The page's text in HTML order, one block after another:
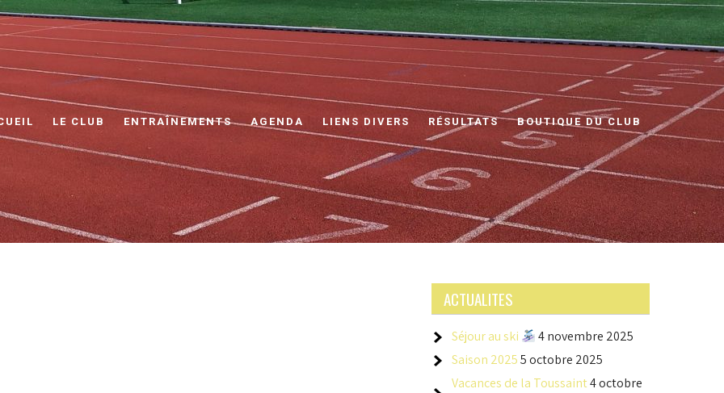
LE CLUB ENTRAÎNEMENTS AGENDA LIENS DIVERS RÉSULTATS BOUTIQUE DU CLUB
ACTUALITES
Séjour au ski
4 novembre 2025
Saison 20255 octobre 2025
Vacances de la Toussaint4 octobre